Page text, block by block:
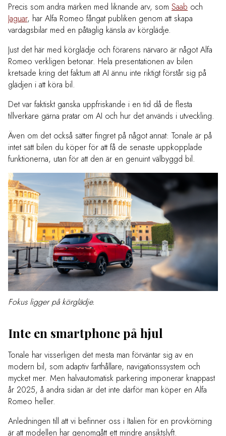
Precis som andra märken med liknande arv, som Saab och
Jaguar, har Alfa Romeo fångat publiken genom att skapa
vardagsbilar med en påtaglig känsla av körglädje.
Just det här med körglädje och förarens närvaro är något Alfa
Romeo verkligen betonar. Hela presentationen av bilen
kretsade kring det faktum att AI ännu inte riktigt förstår sig på
glädjen i att köra bil.
Det var faktiskt ganska uppfriskande i en tid då de flesta
tillverkare gärna pratar om AI och hur det används i utveckling.
Även om det också sätter fingret på något annat: Tonale är på
intet sätt bilen du köper för att få de senaste uppkopplade
funktionerna, utan för att den är en genuint välbyggd bil.
Fokus ligger på körglädje.
Inte en smartphone på hjul
Tonale har visserligen det mesta man förväntar sig av en
modern bil, som adaptiv farthållare, navigationssystem och
mycket mer. Men halvautomatisk parkering imponerar knappast
år 2025, å andra sidan är det inte därför man köper en Alfa
Romeo heller.
Anledningen till att vi befinner oss i Italien för en provkörning
är att modellen har genomgått ett mindre ansiktslyft.